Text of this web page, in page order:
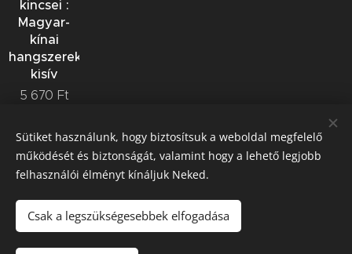
kincsei :
Magyar-
kínai
hangszerek
kisív
5 670 Ft
Koleszár Zoltán bélyegkereskedő
0620/9364-757 Sütik
Sütiket használunk, hogy biztosítsuk a weboldal megfelelő
működését és biztonságát, valamint hogy a lehető legjobb
felhasználói élményt kínáljuk Neked.
Csak a legszükségesebbek elfogadása